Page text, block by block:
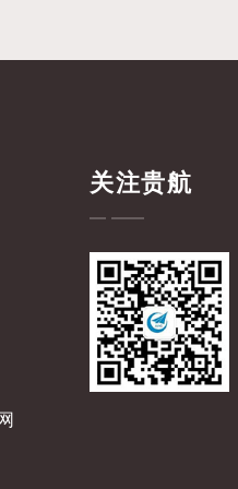
关注贵航